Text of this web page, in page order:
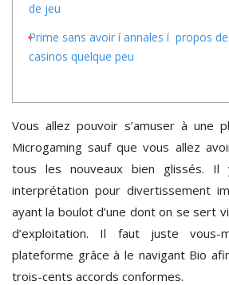
de jeu
Prime sans avoir í annales í propos
casinos quelque peu
Vous allez pouvoir s’amuser à une
Microgaming sauf que vous allez
tous les nouveaux bien glissés. Il
interprétation pour divertissement
ayant la boulot d’une dont on se sert
d’exploitation. Il faut juste vous-
plateforme grâce à le navigant Bio
trois-cents accords conformes.